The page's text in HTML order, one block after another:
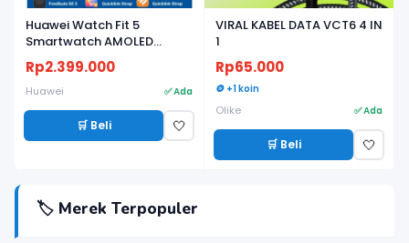
Huawei Watch Fit 5
Smartwatch AMOLED
Ringan, Baterai Tahan
Lama, Fitness & Health
Tracker - Garansi Resmi
Rp2.399.000
Huawei ✅ Ada
🛒 Beli 🤍
VIRAL KABEL DATA VCT6 4 IN
1
Rp65.000
🪙 +1 koin
Olike ✅ Ada
🛒 Beli 🤍
🏷️ Merek Terpopuler